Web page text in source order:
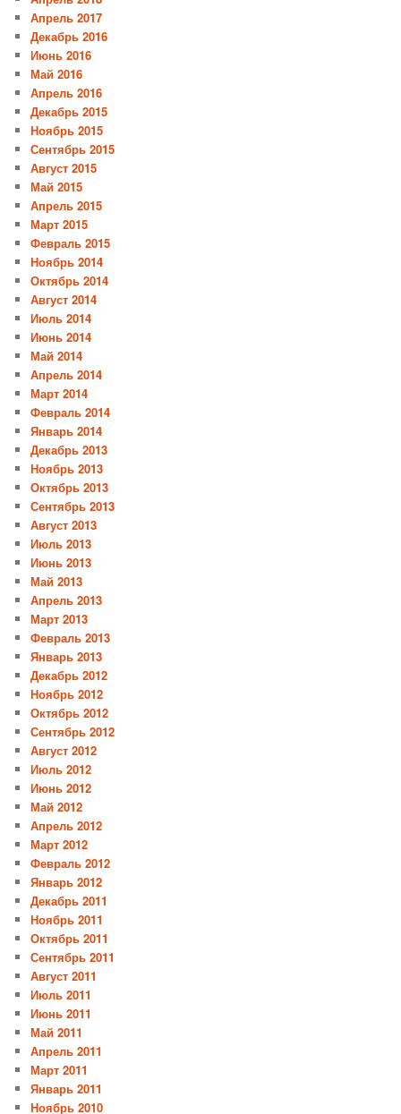
Апрель 2017
Декабрь 2016
Июнь 2016
Май 2016
Апрель 2016
Декабрь 2015
Ноябрь 2015
Сентябрь 2015
Август 2015
Май 2015
Апрель 2015
Март 2015
Февраль 2015
Ноябрь 2014
Октябрь 2014
Август 2014
Июль 2014
Июнь 2014
Май 2014
Апрель 2014
Март 2014
Февраль 2014
Январь 2014
Декабрь 2013
Ноябрь 2013
Октябрь 2013
Сентябрь 2013
Август 2013
Июль 2013
Июнь 2013
Май 2013
Апрель 2013
Март 2013
Февраль 2013
Январь 2013
Декабрь 2012
Ноябрь 2012
Октябрь 2012
Сентябрь 2012
Август 2012
Июль 2012
Июнь 2012
Май 2012
Апрель 2012
Март 2012
Февраль 2012
Январь 2012
Декабрь 2011
Ноябрь 2011
Октябрь 2011
Сентябрь 2011
Август 2011
Июль 2011
Июнь 2011
Май 2011
Апрель 2011
Март 2011
Январь 2011
Ноябрь 2010